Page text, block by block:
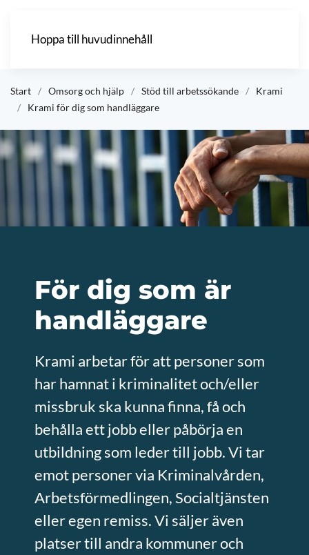
Hoppa till huvudinnehåll
Start Omsorg och hjälp Stöd till arbetssökande
Krami
Krami för dig som handläggare
För dig som är
handläggare
Krami arbetar för att personer som
har hamnat i kriminalitet och/eller
missbruk ska kunna finna, få och
behålla ett jobb eller påbörja en
utbildning som leder till jobb. Vi tar
emot personer via Kriminalvården,
Arbetsförmedlingen, Socialtjänsten
eller egen remiss. Vi säljer även
platser till andra kommuner och